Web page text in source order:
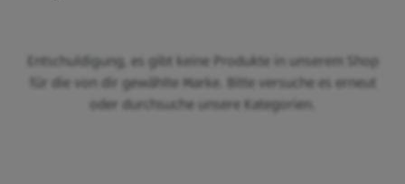
Entschuldigung, es gibt keine Produkte in unserem Shop
für die von dir gewählte Marke. Bitte versuche es erneut
oder durchsuche unsere Kategorien.